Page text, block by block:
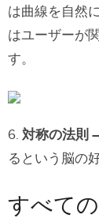
は曲線を自然
はユーザーが
す。
6. 対称の法則 –
るという脳の好
すべて